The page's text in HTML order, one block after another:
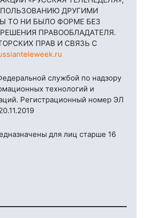
ДРУГИМИ
ТО НИ БЫЛО ФОРМЕ БЕЗ
ПРАВООБЛАДАТЕЛЯ.
ПРАВ И СВЯЗЬ С
службой по надзору
технологий и
Регистрационный номер ЭЛ
для лиц старше 16